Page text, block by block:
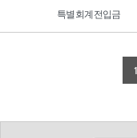
특별회계전입금
1